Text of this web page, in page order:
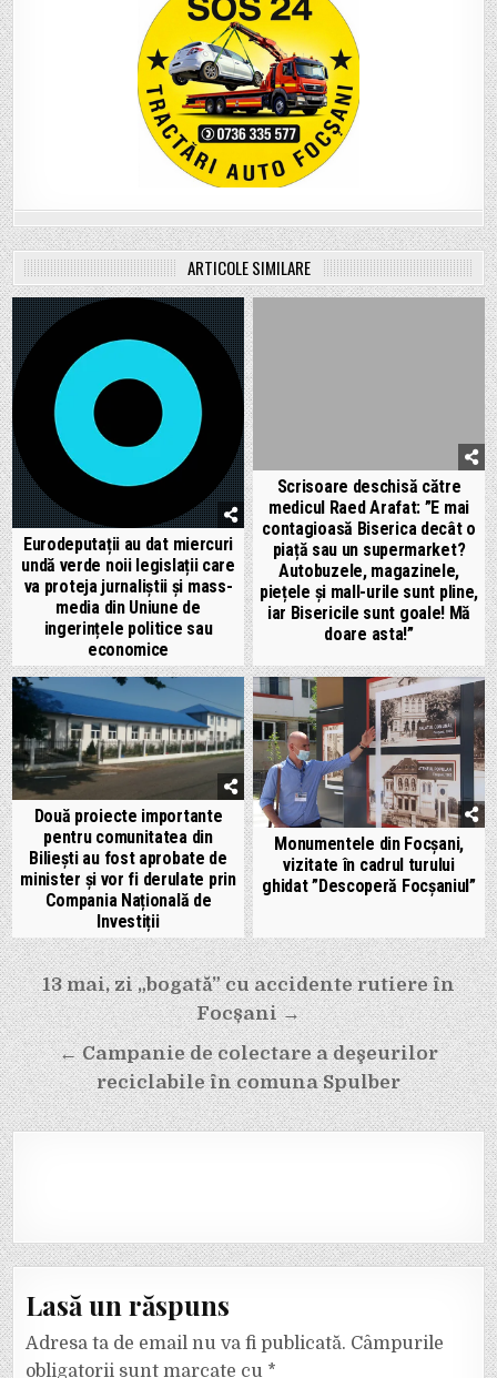
ARTICOLE SIMILARE
Eurodeputații au dat miercuri
undă verde noii legislații care
va proteja jurnaliștii și mass-
media din Uniune de
ingerințele politice sau
economice
Scrisoare deschisă către
medicul Raed Arafat: ”E mai
contagioasă Biserica decât o
piață sau un supermarket?
Autobuzele, magazinele,
piețele și mall-urile sunt pline,
iar Bisericile sunt goale! Mă
doare asta!”
Două proiecte importante
pentru comunitatea din
Biliești au fost aprobate de
minister și vor fi derulate prin
Compania Națională de
Investiții
Monumentele din Focșani,
vizitate în cadrul turului
ghidat ”Descoperă Focșaniul”
Navigare
în
articole
13 mai, zi „bogată” cu accidente rutiere în
Focșani →
← Campanie de colectare a deşeurilor
reciclabile în comuna Spulber
Lasă un răspuns
Adresa ta de email nu va fi publicată. Câmpurile
obligatorii sunt marcate cu *